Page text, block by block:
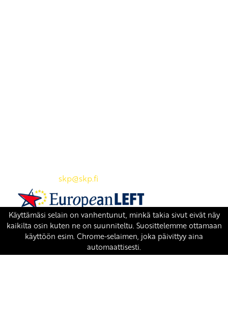
skp@skp.fi
SKP on Euroopan Vasemmistopuolueen jäsen.
european-left.org
european-left.org/manifesto/